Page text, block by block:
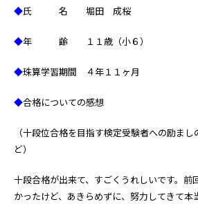
◆氏 名 堀田 成桜
◆年 齢 １１歳（小６）
◆珠算学習期間 ４年１１ヶ月
◆合格についての感想
（十段位合格を目指す検定受験者への励ま
ど）
十段合格が出来て、すごくうれしいです。前
かったけど、あきらめずに、努力してきて本